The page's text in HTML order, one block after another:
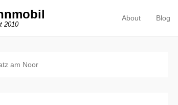
2010
Primäres Menü
Zum Inhalt springen
About Blog
am Noor